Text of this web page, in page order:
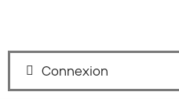
Connexion